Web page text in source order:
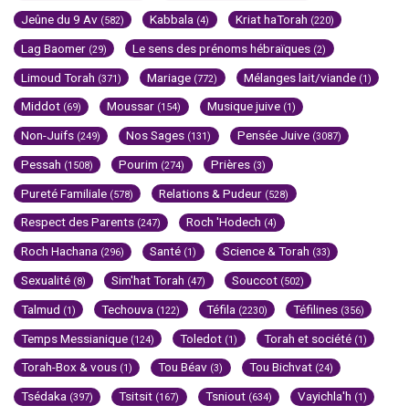
Jeûne du 9 Av (582) Kabbala (4) Kriat haTorah (220)
Lag Baomer (29) Le sens des prénoms hébraïques (2)
Limoud Torah (371) Mariage (772) Mélanges lait/viande (1)
Middot (69) Moussar (154) Musique juive (1)
Non-Juifs (249) Nos Sages (131) Pensée Juive (3087)
Pessah (1508) Pourim (274) Prières (3)
Pureté Familiale (578) Relations & Pudeur (528)
Respect des Parents (247) Roch 'Hodech (4)
Roch Hachana (296) Santé (1) Science & Torah (33)
Sexualité (8) Sim'hat Torah (47) Souccot (502)
Talmud (1) Techouva (122) Téfila (2230) Téfilines (356)
Temps Messianique (124) Toledot (1) Torah et société (1)
Torah-Box & vous (1) Tou Béav (3) Tou Bichvat (24)
Tsédaka (397) Tsitsit (167) Tsniout (634) Vayichla'h (1)